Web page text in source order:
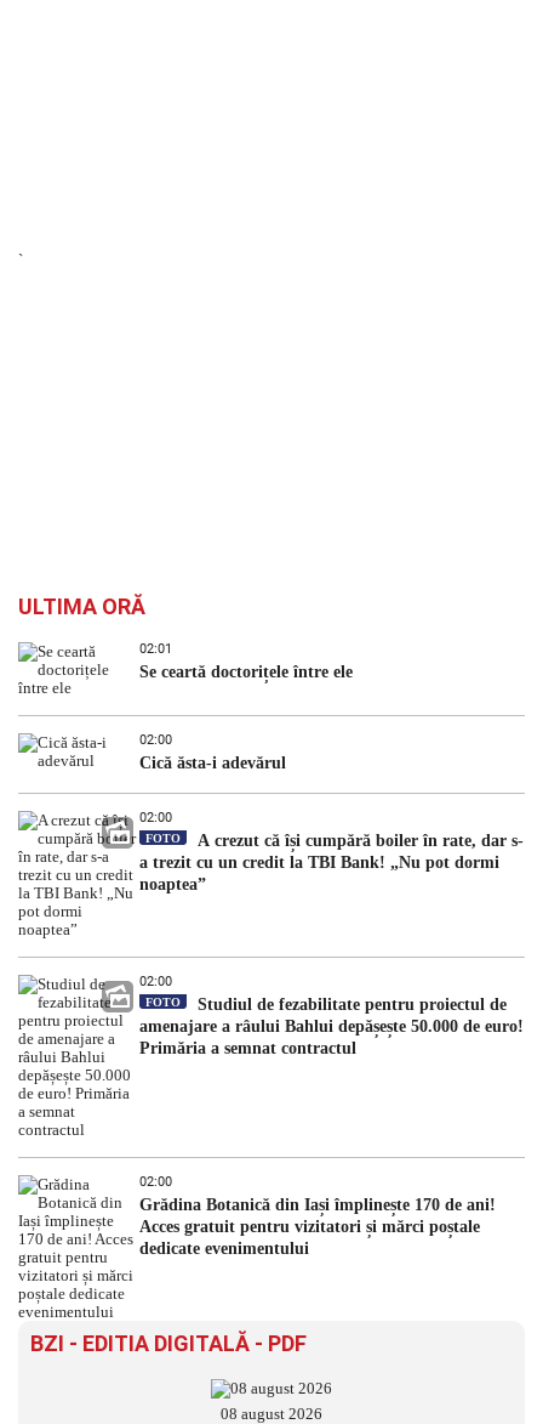
`
ULTIMA ORĂ
02:01
Se ceartă doctorițele între ele
02:00
Cică ăsta-i adevărul
02:00
FOTO
A crezut că își cumpără boiler în rate, dar s-
a trezit cu un credit la TBI Bank! „Nu pot dormi
noaptea”
02:00
FOTO
Studiul de fezabilitate pentru proiectul de
amenajare a râului Bahlui depășește 50.000 de euro!
Primăria a semnat contractul
02:00
Grădina Botanică din Iași împlinește 170 de ani!
Acces gratuit pentru vizitatori și mărci poștale
dedicate evenimentului
BZI - EDITIA DIGITALĂ - PDF
08 august 2026